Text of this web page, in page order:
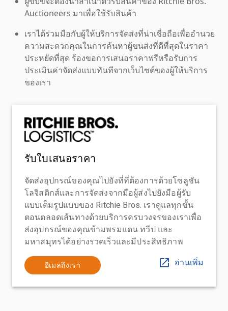
Auctioneers มาเพื่อใช้รับสินค้า
เราได้ร่วมมือกับผู้ให้บริการจัดส่งที่น่าเชื่อถือเพื่ออำนวย
ความสะดวกคุณในการค้นหาผู้ขนส่งที่ดีที่สุดในราคา
ประหยัดที่สุด ร้องขอการเสนอราคาฟรีหรือรับการ
ประเมินค่าจัดส่งแบบทันทีจากเว็บไซต์ของผู้ให้บริการ
ของเรา
รับใบเสนอราคา
จัดส่งอุปกรณ์ของคุณไปยังที่ที่ต้องการด้วยโซลูชัน
โลจิสติกส์และการจัดส่งจากมือผู้ส่งไปยังมือผู้รับ
แบบเต็มรูปแบบของ Ritchie Bros. เราดูแลทุกขั้น
ตอนตลอดเส้นทางด้วยบริการครบวงจรของเราเพื่อ
ส่งอุปกรณ์ของคุณข้ามพรมแดน ทวีป และ
มหาสมุทรได้อย่างรวดเร็วและมีประสิทธิภาพ
อีเมลถึงเรา อ่านเพิ่ม